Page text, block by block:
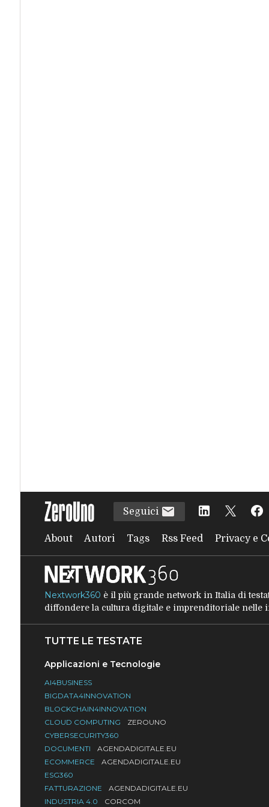
Seguici
About Autori Tags Rss Feed Privacy e
Nextwork360 è il più grande network in Italia di
diffondere la cultura digitale e imprenditoriale nelle
TUTTE LE TESTATE
Applicazioni e Tecnologie
AI4BUSINESS
BIGDATA4INNOVATION
BLOCKCHAIN4INNOVATION
CLOUD COMPUTING
ZEROUNO
CYBERSECURITY360
DOCUMENTI
AGENDADIGITALE.EU
ECOMMERCE
AGENDADIGITALE.EU
ESG360
FATTURAZIONE
AGENDADIGITALE.EU
INDUSTRIA 4.0
CORCOM